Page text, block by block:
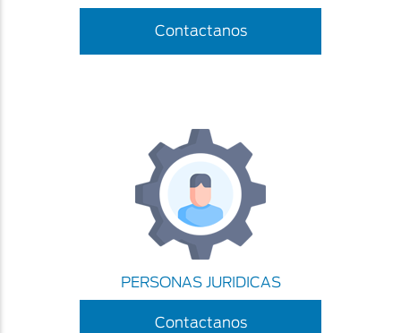
Contactanos
PERSONAS JURIDICAS
Contactanos